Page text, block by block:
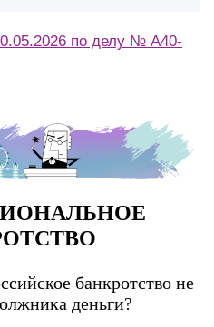
по делу № А40-
банкротство не
деньги?